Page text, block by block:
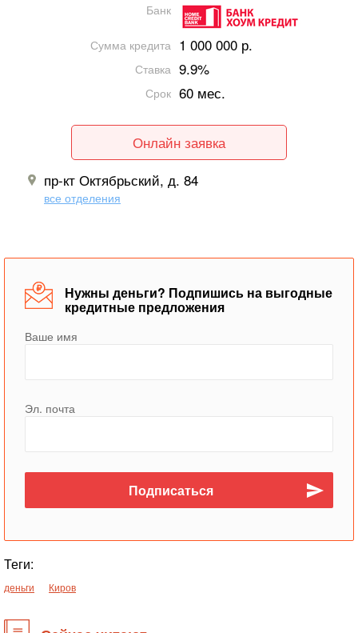
Банк
Сумма кредита 1 000 000 р.
Ставка 9.9%
Срок 60 мес.
Онлайн заявка
пр-кт Октябрьский, д. 84
все отделения
Нужны деньги? Подпишись на выгодные
кредитные предложения
Ваше имя
Эл. почта
Теги:
деньги Киров